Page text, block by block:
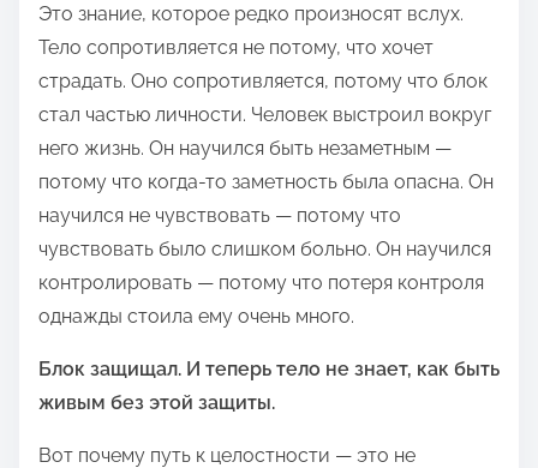
Это знание, которое редко произносят вслух.
Тело сопротивляется не потому, что хочет
страдать. Оно сопротивляется, потому что блок
стал частью личности. Человек выстроил вокруг
него жизнь. Он научился быть незаметным —
потому что когда-то заметность была опасна. Он
научился не чувствовать — потому что
чувствовать было слишком больно. Он научился
контролировать — потому что потеря контроля
однажды стоила ему очень много.
Блок защищал. И теперь тело не знает, как быть
живым без этой защиты.
Вот почему путь к целостности — это не